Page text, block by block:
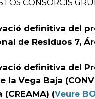
CONSORCIS
definitiva del
de Residuos 7,
definitiva del
la Vega Baja
(Veure